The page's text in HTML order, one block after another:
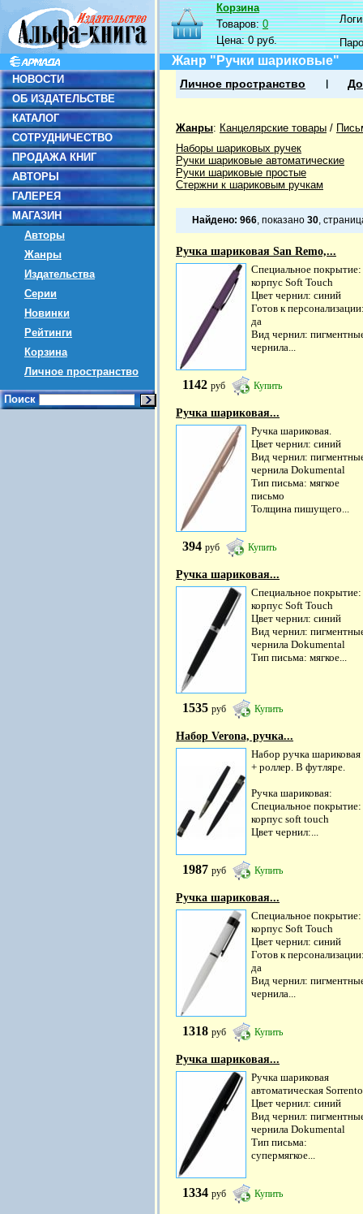
НОВОСТИ
ОБ ИЗДАТЕЛЬСТВЕ
КАТАЛОГ
СОТРУДНИЧЕСТВО
ПРОДАЖА КНИГ
АВТОРЫ
ГАЛЕРЕЯ
МАГАЗИН
Авторы
Жанры
Издательства
Серии
Новинки
Рейтинги
Корзина
Личное пространство
Поиск
Корзина
Товаров:0
Цена:0 руб.
Жанр "Ручки шариковые"
Личное пространство
Жанры: Канцелярские товары /
Наборы шариковых ручек
Ручки шариковые автоматические
Ручки шариковые простые
Стержни к шариковым ручкам
Найдено: 966, показано 30,
Ручка шариковая San Remo,...
Специальное покрытие:
корпус Soft Touch
Цвет чернил: синий
Готов к
да
Вид чернил:
чернила...
1142 руб Купить
Ручка шариковая...
Ручка шариковая.
Цвет чернил: синий
Вид чернил:
чернила Dokumental
Тип письма: мягкое
письмо
Толщина пишущего...
394 руб Купить
Ручка шариковая...
Специальное покрытие:
корпус Soft Touch
Цвет чернил: синий
Вид чернил:
чернила Dokumental
Тип письма: мягкое...
1535 руб Купить
Набор Verona, ручка...
Набор ручка шариковая
+ роллер. В футляре.
Ручка шариковая:
Специальное покрытие:
корпус soft touch
Цвет чернил:...
1987 руб Купить
Ручка шариковая...
Специальное покрытие:
корпус Soft Touch
Цвет чернил: синий
Готов к
да
Вид чернил:
чернила...
1318 руб Купить
Ручка шариковая...
Ручка шариковая
автоматическая Sorrento
Цвет чернил: синий
Вид чернил:
чернила Dokumental
Тип письма:
супермягкое...
1334 руб Купить